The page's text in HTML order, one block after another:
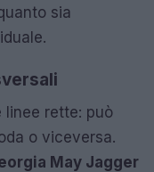
sia
linee rette: può
o viceversa.
May Jagger